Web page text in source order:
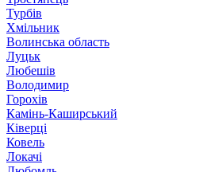
Турбів
Хмільник
Волинська область
Луцьк
Любешів
Володимир
Горохів
Камінь-Каширський
Ківерці
Ковель
Локачі